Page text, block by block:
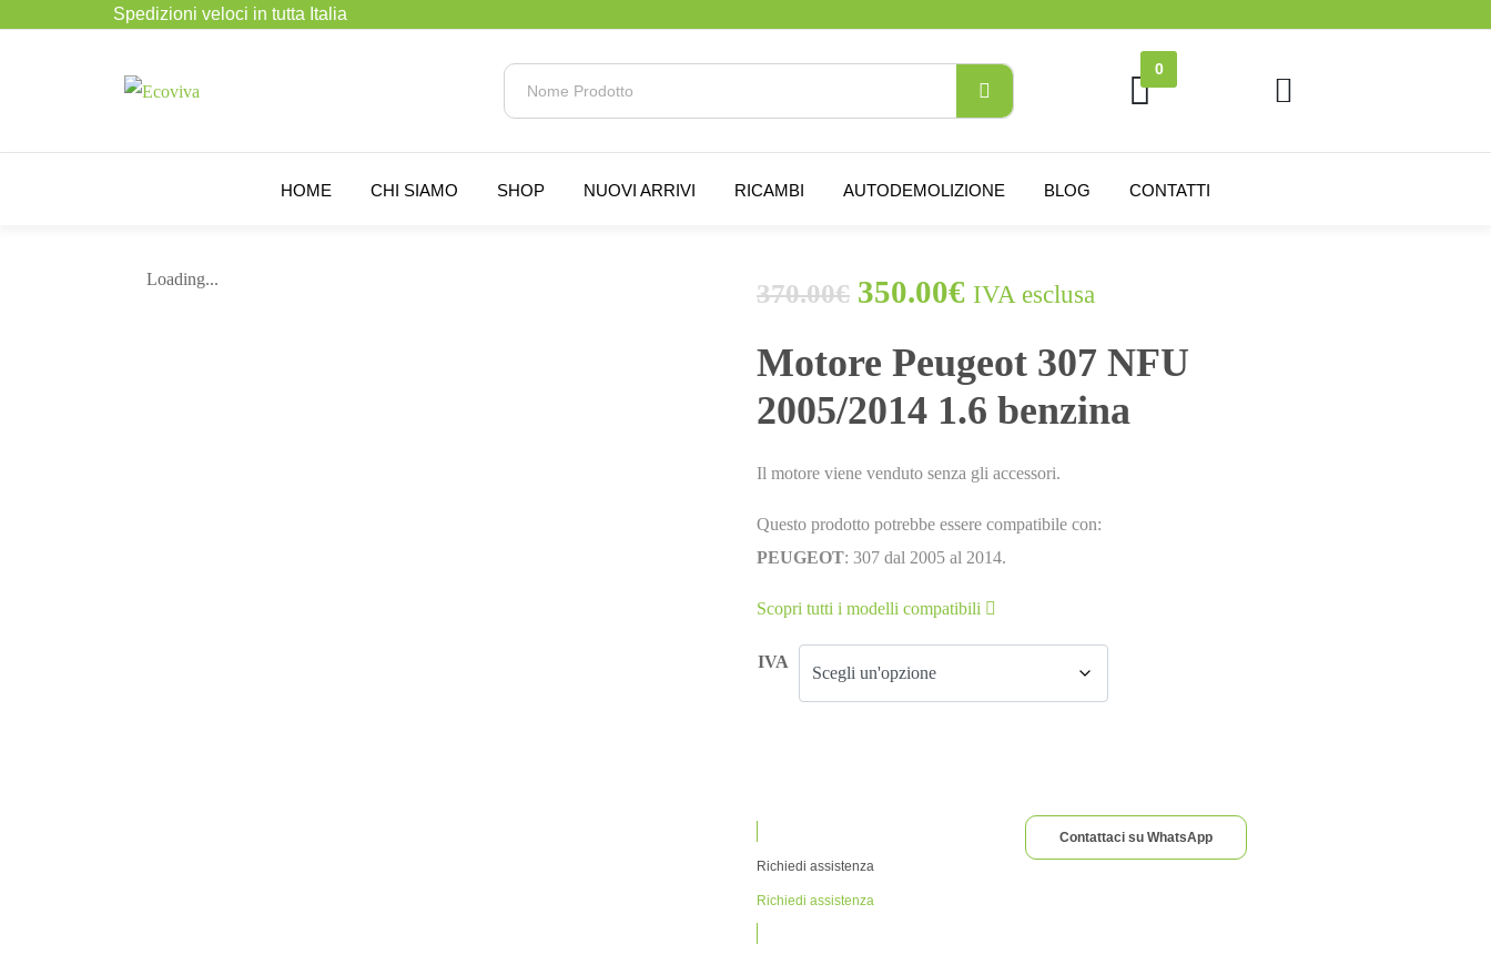
Spedizioni veloci in tutta Italia
0
HOME CHI SIAMO SHOP NUOVI ARRIVI RICAMBI AUTODEMOLIZIONE BLOG CONTATTI
Loading... 370.00€ 350.00€ IVA esclusa
Motore Peugeot 307 NFU
2005/2014 1.6 benzina
Il motore viene venduto senza gli accessori.
Questo prodotto potrebbe essere compatibile con:
PEUGEOT: 307 dal 2005 al 2014.
Scopri tutti i modelli compatibili
IVA
Richiedi assistenza
Richiedi assistenza
Contattaci su WhatsApp